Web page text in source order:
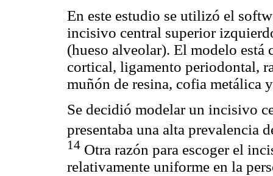
En este estudio se utilizó el
incisivo central superior
(hueso alveolar). El modelo está
cortical, ligamento periodontal,
muñón de resina, cofia metálica
Se decidió modelar un incisivo
presentaba una alta prevalencia
14 Otra razón para escoger el
relativamente uniforme en la